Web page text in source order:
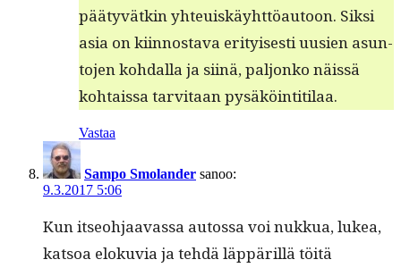
pää­tyvätkin yhteuiskäy­ht­töau­toon. Sik­si
asia on kiin­nos­ta­va eri­tyis­es­ti uusien asun­
to­jen kohdal­la ja siinä, paljonko näis­sä
kohtais­sa tarvi­taan pysäköintitilaa.
Vastaa
Sampo Smolander sanoo:
9.3.2017 5:06
Kun itseo­h­jaavas­sa autossa voi nukkua, lukea,
kat­soa eloku­via ja tehdä läp­päril­lä töitä